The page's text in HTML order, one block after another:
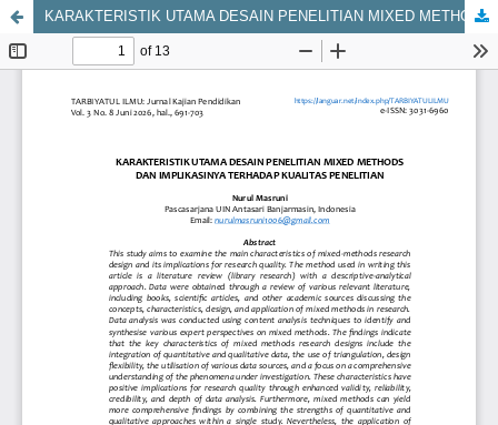
KARAKTERISTIK UTAMA DESAIN PENELITIAN MIXED METHODS DAN IMPLIKASINYA TERHADAP KUALITAS PENELITIAN